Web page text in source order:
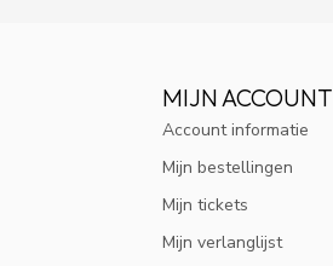
MIJN ACCOUNT
Account informatie
Mijn bestellingen
Mijn tickets
Mijn verlanglijst